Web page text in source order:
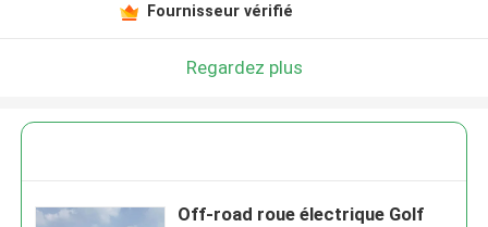
Fournisseur vérifié
Regardez plus
Off-road roue électrique Golf